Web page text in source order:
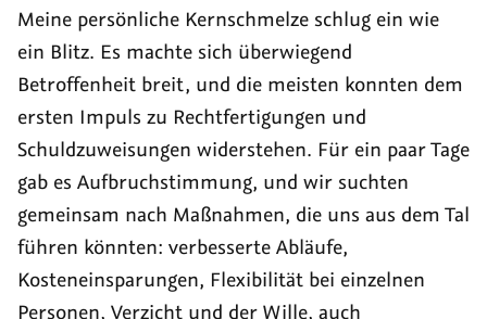
Meine persönliche Kernschmelze schlug ein wie
ein Blitz. Es machte sich überwiegend
Betroffenheit breit, und die meisten konnten dem
ersten Impuls zu Rechtfertigungen und
Schuldzuweisungen widerstehen. Für ein paar Tage
gab es Aufbruchstimmung, und wir suchten
gemeinsam nach Maßnahmen, die uns aus dem Tal
führen könnten: verbesserte Abläufe,
Kosteneinsparungen, Flexibilität bei einzelnen
Personen, Verzicht und der Wille, auch